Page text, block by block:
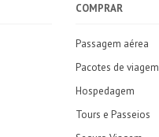
COMPRAR
Passagem aérea
Pacotes de viagem
Hospedagem
Tours e Passeios